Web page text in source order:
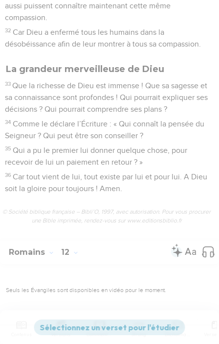
aussi puissent connaître maintenant cette même
compassion.
32 Car Dieu a enfermé tous les humains dans la
désobéissance afin de leur montrer à tous sa compassion.
La grandeur merveilleuse de Dieu
33 Que la richesse de Dieu est immense ! Que sa sagesse et
sa connaissance sont profondes ! Qui pourrait expliquer ses
décisions ? Qui pourrait comprendre ses plans ?
34 Comme le déclare l’Écriture : « Qui connaît la pensée du
Seigneur ? Qui peut être son conseiller ?
35 Qui a pu le premier lui donner quelque chose, pour
recevoir de lui un paiement en retour ? »
36 Car tout vient de lui, tout existe par lui et pour lui. A Dieu
soit la gloire pour toujours ! Amen.
© Société biblique française – Bibli’O, 1997, avec autorisation. Pour vous procurer
une Bible imprimée, rendez-vous sur www.editionsbiblio.fr
Romains 12
Seuls les Évangiles sont disponibles en vidéo pour le moment.
Frères, puisque Dieu a ainsi manifesté sa bonté pour nous,
Versions Commentaires Strong